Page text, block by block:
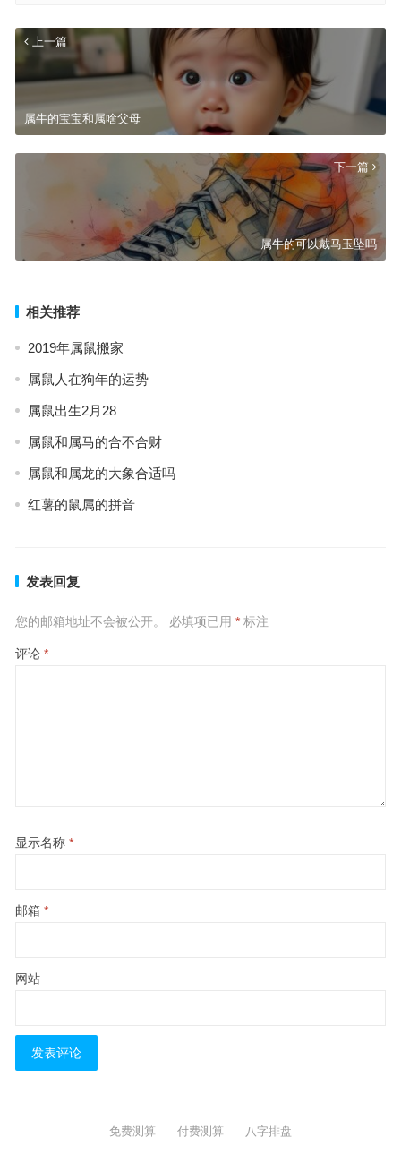
上一篇
属牛的宝宝和属啥父母
下一篇
属牛的可以戴马玉坠吗
相关推荐
2019年属鼠搬家
属鼠人在狗年的运势
属鼠出生2月28
属鼠和属马的合不合财
属鼠和属龙的大象合适吗
红薯的鼠属的拼音
发表回复
您的邮箱地址不会被公开。 必填项已用 *标注
评论 *
显示名称 *
邮箱 *
网站
免费测算 付费测算 八字排盘